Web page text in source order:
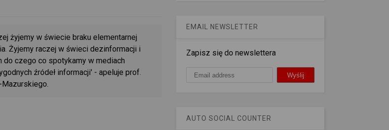
żyjemy w świecie braku elementarnej
Żyjemy raczej w świeci dezinformacji i
czego co spotykamy w mediach
źródeł informacji' - apeluje prof.
EMAIL NEWSLETTER
Zapisz się do newslettera
AUTO SOCIAL COUNTER